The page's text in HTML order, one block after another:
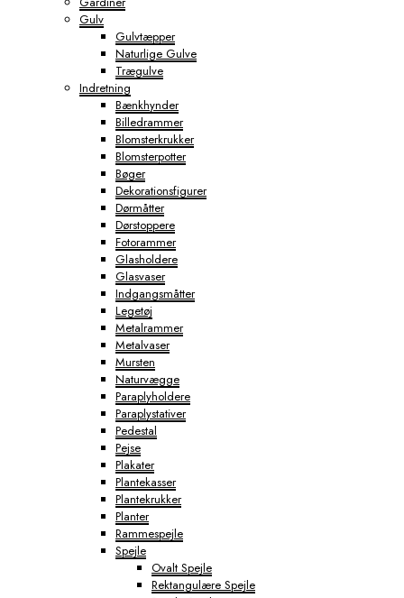
Gulv
Gulvtæpper
Naturlige Gulve
Trægulve
Indretning
Bænkhynder
Billedrammer
Blomsterkrukker
Blomsterpotter
Bøger
Dekorationsfigurer
Dørmåtter
Dørstoppere
Fotorammer
Glasholdere
Glasvaser
Indgangsmåtter
Legetøj
Metalrammer
Metalvaser
Mursten
Naturvægge
Paraplyholdere
Paraplystativer
Pedestal
Pejse
Plakater
Plantekasser
Plantekrukker
Planter
Rammespejle
Spejle
Ovalt Spejle
Rektangulære Spejle